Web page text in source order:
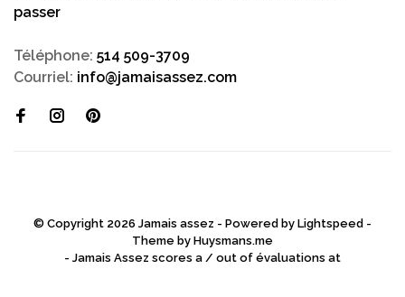
passer
Téléphone: 514 509-3709
Courriel: info@jamaisassez.com
© Copyright 2026 Jamais assez - Powered by Lightspeed -
Theme by Huysmans.me
- Jamais Assez scores a / out of évaluations at